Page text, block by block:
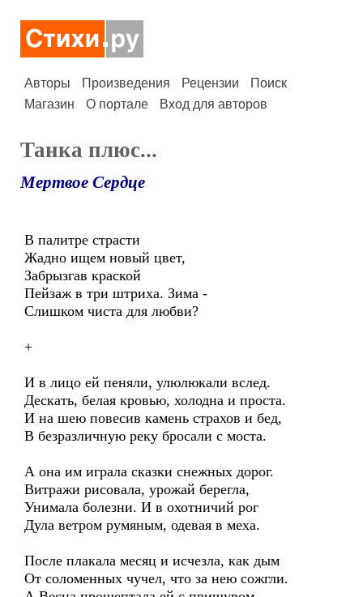
Авторы Произведения Рецензии
Поиск
Магазин
О портале Вход для авторов
Танка плюс...
Мертвое Сердце
В палитре страсти
Жадно ищем новый цвет,
Забрызгав краской
Пейзаж в три штриха. Зима -
Слишком чиста для любви?
+
И в лицо ей пеняли, улюлюкали вслед.
Дескать, белая кровью, холодна и проста.
И на шею повесив камень страхов и бед,
В безразличную реку бросали с моста.
А она им играла сказки снежных дорог.
Витражи рисовала, урожай берегла,
Унимала болезни. И в охотничий рог
Дула ветром румяным, одевая в меха.
После плакала месяц и исчезла, как дым
От соломенных чучел, что за нею сожгли.